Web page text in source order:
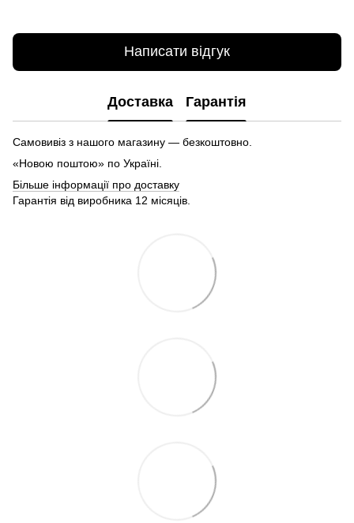
Написати відгук
Доставка Гарантія
Самовивіз з нашого магазину — безкоштовно.
«Новою поштою» по Україні.
Більше інформації про доставку
Гарантія від виробника 12 місяців.